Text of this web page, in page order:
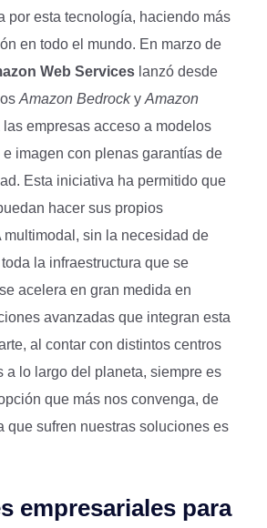
por esta tecnología, haciendo más
en todo el mundo. En marzo de
Web Services lanzó desde
Amazon Bedrocky Amazon
las empresas acceso a modelos
imagen con plenas garantías de
Esta iniciativa ha permitido que
hacer sus propios
multimodal, sin la necesidad de
la infraestructura que se
acelera en gran medida en
avanzadas que integran esta
al contar con distintos centros
a lo largo del planeta, siempre es
que más nos convenga, de
que sufren nuestras soluciones es
empresariales para